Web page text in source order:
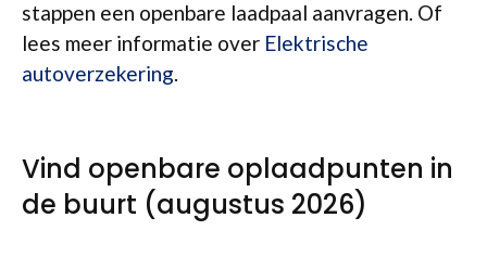
stappen een openbare laadpaal aanvragen. Of
lees meer informatie over Elektrische
autoverzekering.
Vind openbare oplaadpunten in
de buurt (augustus 2026)